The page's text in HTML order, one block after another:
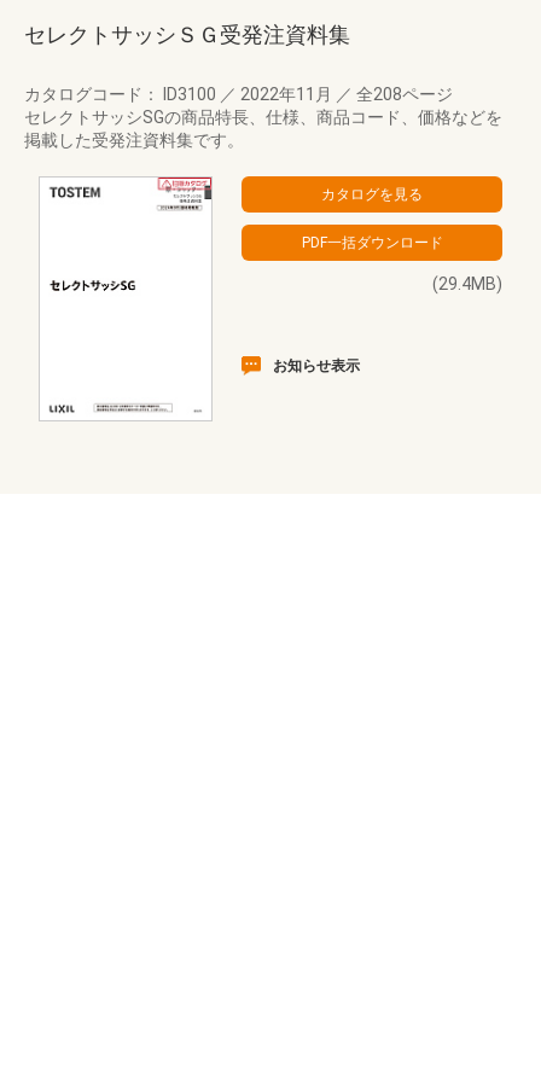
セレクトサッシＳＧ受発注資料集
カタログコード： ID3100 ／ 2022年11月 ／ 全208ページ
セレクトサッシSGの商品特長、仕様、商品コード、価格などを
掲載した受発注資料集です。
(29.4MB)
お知らせ表示